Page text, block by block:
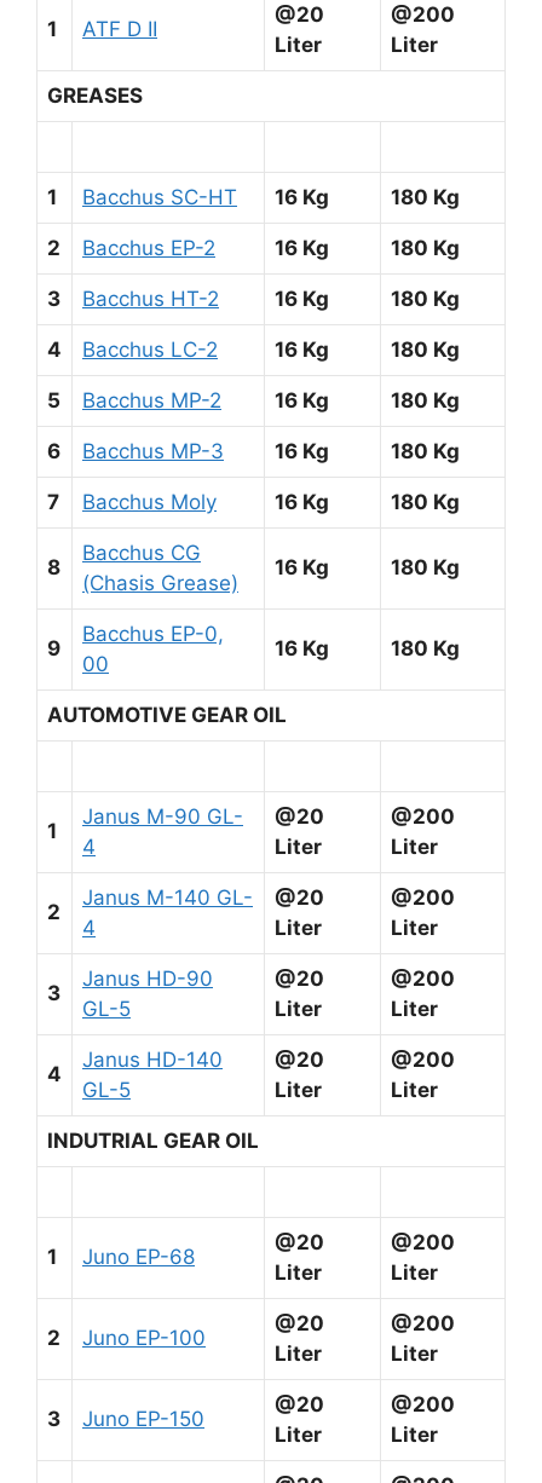
1 ATF D II
@20
Liter
@200
Liter
GREASES
1 Bacchus SC-HT 16 Kg 180 Kg
2 Bacchus EP-2 16 Kg 180 Kg
3 Bacchus HT-2 16 Kg 180 Kg
4 Bacchus LC-2 16 Kg 180 Kg
5 Bacchus MP-2 16 Kg 180 Kg
6 Bacchus MP-3 16 Kg 180 Kg
7 Bacchus Moly 16 Kg 180 Kg
8
Bacchus CG
(Chasis Grease)
16 Kg 180 Kg
9
Bacchus EP-0,
00
16 Kg 180 Kg
AUTOMOTIVE GEAR OIL
1
Janus M-90 GL-
4
@20
Liter
@200
Liter
2
Janus M-140 GL-
4
@20
Liter
@200
Liter
3
Janus HD-90
GL-5
@20
Liter
@200
Liter
4
Janus HD-140
GL-5
@20
Liter
@200
Liter
INDUTRIAL GEAR OIL
1 Juno EP-68
@20
Liter
@200
Liter
2 Juno EP-100
@20
Liter
@200
Liter
3 Juno EP-150
@20
Liter
@200
Liter